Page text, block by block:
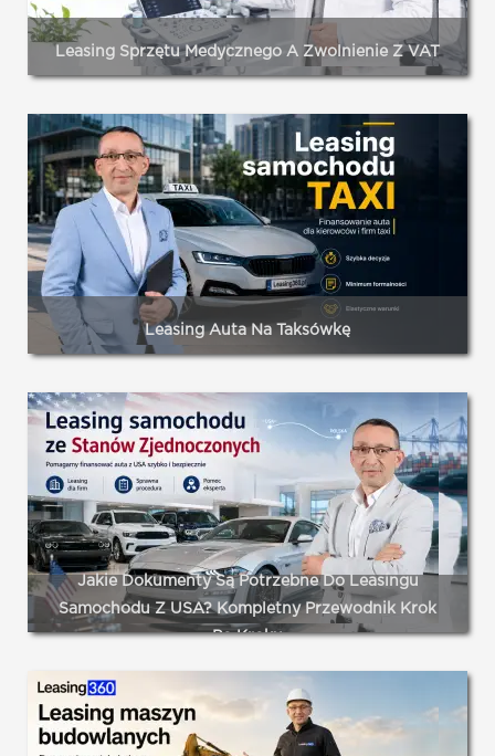
Leasing Sprzętu Medycznego A Zwolnienie Z VAT
Decyzja o wyborze formy leasingu sprzętu medycznego to
dla właściciela placówki medycznej jedno z ważniejszych
rozstrzygnięć finansowych. Nie chodzi tylko o wysokość
miesięcznej raty, ale przede wszystkim o to, jak dana
konstrukcja prawna współgra ze statusem VAT placówki.
Czytaj dalej...
Leasing Auta Na Taksówkę
Leasing auta na taksówkę – poznaj wymagania, koszty,
limity podatkowe 2026, rodzaje leasingu i najważniejsze
pułapki, aby bezpiecznie wybrać finansowanie taxi. Data
utworzenia artykułu: 2026-07-19.
Czytaj dalej...
Jakie Dokumenty Są Potrzebne Do Leasingu
Samochodu Z USA? Kompletny Przewodnik Krok
Po Kroku
Sprowadzenie samochodu z USA i sfinansowanie go
leasingiem to proces, który kusi atrakcyjnymi cenami i
szerokim wyborem modeli niedostępnych na europejskim
rynku. Jednocześnie jest to ścieżka wymagająca – stawia